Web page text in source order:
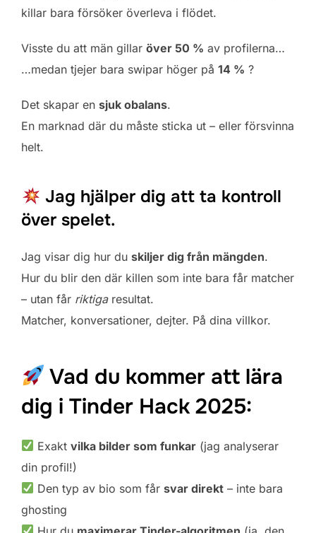
killar bara försöker överleva i flödet.
Visste du att män gillar över 50 % av profilerna…
…medan tjejer bara swipar höger på 14 % ?
Det skapar en sjuk obalans.
En marknad där du måste sticka ut – eller försvinna
helt.
Jag hjälper dig att ta kontroll
över spelet.
Jag visar dig hur du skiljer dig från mängden.
Hur du blir den där killen som inte bara får matcher
– utan får riktigaresultat.
Matcher, konversationer, dejter. På dina villkor.
Vad du kommer att lära
dig i Tinder Hack 2025:
Exaktvilka bilder som funkar (jag analyserar
din profil!)
Den typ av bio som fårsvar direkt – inte bara
ghosting